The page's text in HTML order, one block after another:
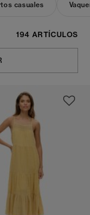
casuales
194 ARTÍCULOS